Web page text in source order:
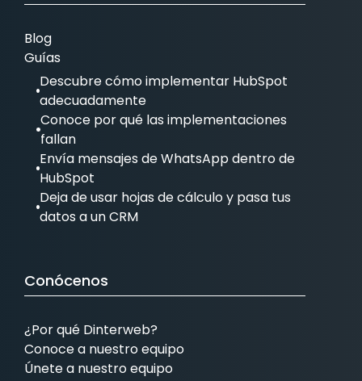
Blog
Guías
Descubre cómo implementar HubSpot
adecuadamente
Conoce por qué las implementaciones
fallan
Envía mensajes de WhatsApp dentro de
HubSpot
Deja de usar hojas de cálculo y pasa tus
datos a un CRM
Conócenos
¿Por qué Dinterweb?
Conoce a nuestro equipo
Únete a nuestro equipo